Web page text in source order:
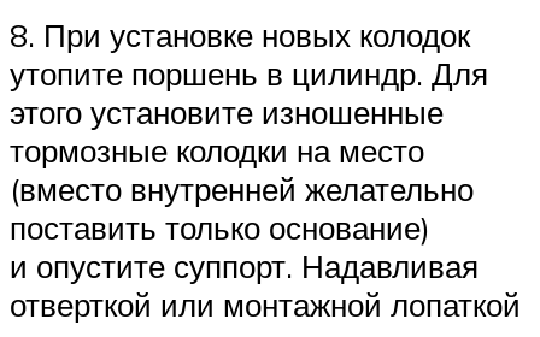
8. При установке новых колодок
утопите поршень в цилиндр. Для
этого установите изношенные
тормозные колодки на место
(вместо внутренней желательно
поставить только основание)
и опустите суппорт. Надавливая
отверткой или монтажной лопаткой